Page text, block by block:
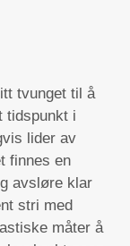
tvunget til å
tidspunkt i
lider av
finnes en
avsløre klar
stri med
måter å